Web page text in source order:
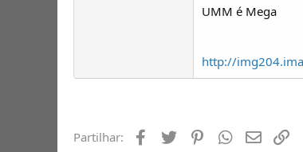
UMM é Mega
http://
Partilhar: Facebook
Twitter PinterestWhatsapp
Email